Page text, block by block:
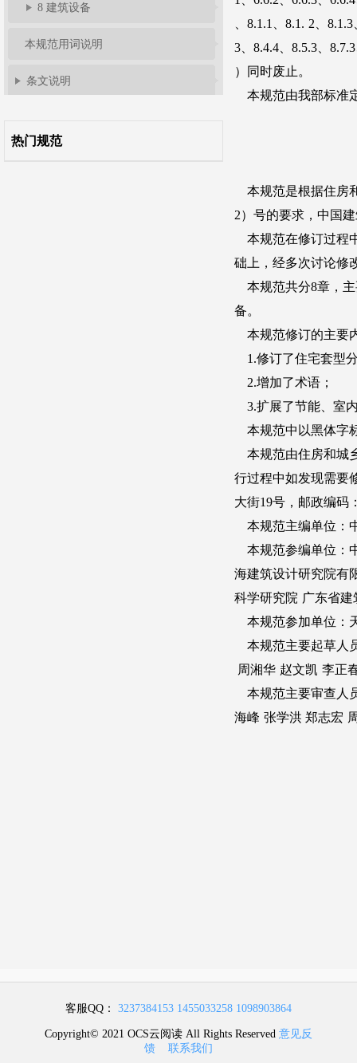
8 建筑设备
本规范用词说明
条文说明
热门规范
客服QQ： 3237384153 1455033258 1098903864
Copyright© 2021 OCS云阅读 All Rights Reserved 意见反
馈
联系我们